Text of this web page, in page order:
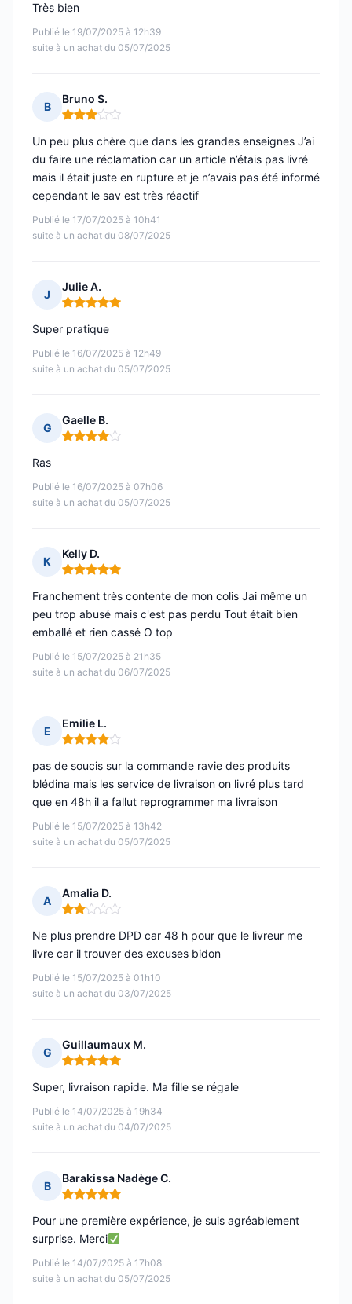
Publié le 19/07/2025 à 12h39
suite à un achat du 05/07/2025
Très bien
B
Bruno S.
Note : 3 sur 5
Publié le 17/07/2025 à 10h41
suite à un achat du 08/07/2025
Un peu plus chère que dans les grandes enseignes J’ai
du faire une réclamation car un article n’étais pas livré
mais il était juste en rupture et je n’avais pas été informé
cependant le sav est très réactif
J
Julie A.
Note : 5 sur 5
Publié le 16/07/2025 à 12h49
suite à un achat du 05/07/2025
Super pratique
G
Gaelle B.
Note : 4 sur 5
Publié le 16/07/2025 à 07h06
suite à un achat du 05/07/2025
Ras
K
Kelly D.
Note : 5 sur 5
Publié le 15/07/2025 à 21h35
suite à un achat du 06/07/2025
Franchement très contente de mon colis Jai même un
peu trop abusé mais c'est pas perdu Tout était bien
emballé et rien cassé O top
E
Emilie L.
Note : 4 sur 5
Publié le 15/07/2025 à 13h42
suite à un achat du 05/07/2025
pas de soucis sur la commande ravie des produits
blédina mais les service de livraison on livré plus tard
que en 48h il a fallut reprogrammer ma livraison
A
Amalia D.
Note : 2 sur 5
Publié le 15/07/2025 à 01h10
suite à un achat du 03/07/2025
Ne plus prendre DPD car 48 h pour que le livreur me
livre car il trouver des excuses bidon
G
Guillaumaux M.
Note : 5 sur 5
Publié le 14/07/2025 à 19h34
suite à un achat du 04/07/2025
Super, livraison rapide. Ma fille se régale
B
Barakissa Nadège C.
Note : 5 sur 5
Publié le 14/07/2025 à 17h08
suite à un achat du 05/07/2025
Pour une première expérience, je suis agréablement
surprise. Merci